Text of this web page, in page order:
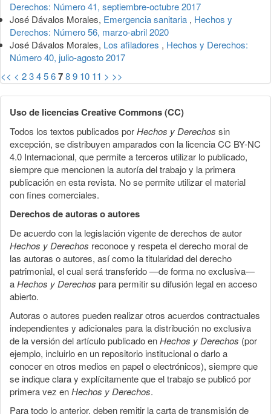
Derechos: Número 41, septiembre-octubre 2017
José Dávalos Morales, Emergencia sanitaria , Hechos y
Derechos: Número 56, marzo-abril 2020
José Dávalos Morales, Los afiladores , Hechos y Derechos:
Número 40, julio-agosto 2017
<< < 23456789 10 11 > >>
Uso de licencias Creative Commons (CC)
Todos los textos publicados porHechos y Derechos sin
excepción, se distribuyen amparados con la licencia CC BY-NC
4.0 Internacional, que permite a terceros utilizar lo publicado,
siempre que mencionen la autoría del trabajo y la primera
publicación en esta revista. No se permite utilizar el material
con fines comerciales.
Derechos de autoras o autores
De acuerdo con la legislación vigente de derechos de autor
Hechos y Derechos reconoce y respeta el derecho moral de
las autoras o autores, así como la titularidad del derecho
patrimonial, el cual será transferido —de forma no exclusiva—
aHechos y Derechos para permitir su difusión legal en acceso
abierto.
Autoras o autores pueden realizar otros acuerdos contractuales
independientes y adicionales para la distribución no exclusiva
de la versión del artículo publicado enHechos y Derechos (por
ejemplo, incluirlo en un repositorio institucional o darlo a
conocer en otros medios en papel o electrónicos), siempre que
se indique clara y explícitamente que el trabajo se publicó por
primera vez enHechos y Derechos.
Para todo lo anterior, deben remitir la carta de transmisión de